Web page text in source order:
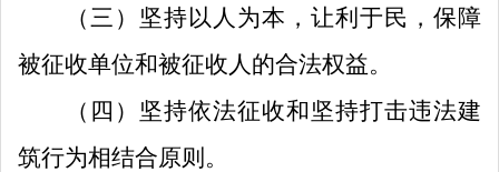
（三） 坚持以人为本，让利于民，保障
被征收单位和被征收人的合法权益。
（四） 坚持依法征收和坚持打击违法建
筑行为相结合原则。